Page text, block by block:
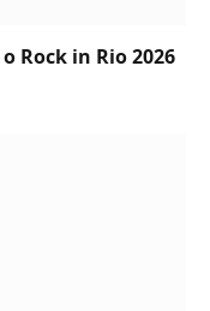
Rock in Rio 2026